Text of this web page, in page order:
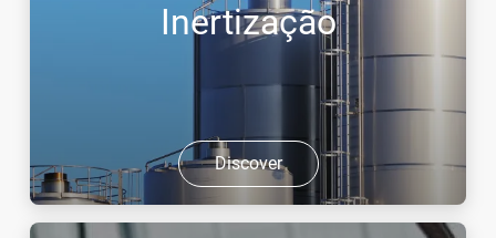
Inertização
Discover